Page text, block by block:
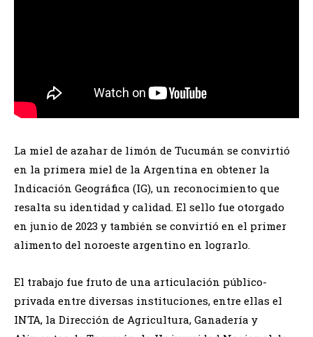
La miel de azahar de limón de Tucumán se convirtió
en la primera miel de la Argentina en obtener la
Indicación Geográfica (IG), un reconocimiento que
resalta su identidad y calidad. El sello fue otorgado
en junio de 2023 y también se convirtió en el primer
alimento del noroeste argentino en lograrlo.
El trabajo fue fruto de una articulación público-
privada entre diversas instituciones, entre ellas el
INTA, la Dirección de Agricultura, Ganadería y